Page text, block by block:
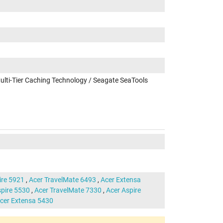
Tier Caching Technology / Seagate SeaTools
5921 , Acer TravelMate 6493 , Acer Extensa
5530 , Acer TravelMate 7330 , Acer Aspire
Extensa 5430